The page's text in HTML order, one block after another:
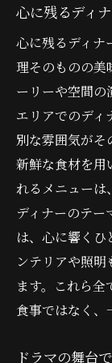
心に残るディ
心に残るディナ
理そのものの美
ーリーや空間の
エリアでのディ
別な雰囲気がそ
新鮮な食材を用
れるメニューは
ディナーのテ
は、心に響くひ
ンテリアや照
ます。これら全
食事ではなく、
ドラマの舞台